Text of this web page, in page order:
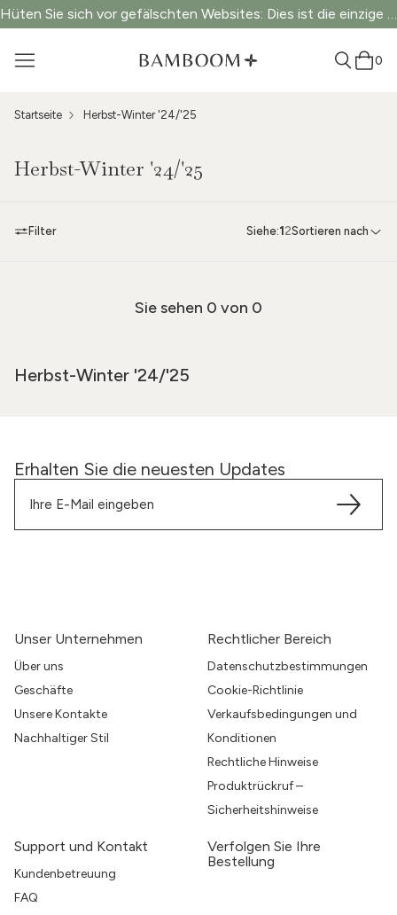
Hüten Sie sich vor gefälschten Websites: Dies ist die einzige offizielle Website.
0
Startseite Herbst-Winter '24/'25
Herbst-Winter '24/'25
Filter Siehe:1 2Sortieren nach
Sie sehen 0 von 0
Herbst-Winter '24/'25
Erhalten Sie die neuesten Updates
Unser Unternehmen
Über uns
Geschäfte
Unsere Kontakte
Nachhaltiger Stil
Rechtlicher Bereich
Datenschutzbestimmungen
Cookie-Richtlinie
Verkaufsbedingungen und
Konditionen
Rechtliche Hinweise
Produktrückruf –
Sicherheitshinweise
Support und Kontakt
Kundenbetreuung
FAQ
Verfolgen Sie Ihre
Bestellung